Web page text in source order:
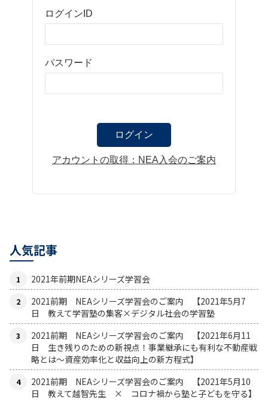
ログインID
パスワード
アカウントの取得：NEA入会のご案内
人気記事
2021年前期NEAシリーズ学習会
2021前期 NEAシリーズ学習会のご案内 【2021年5月7
日 教えて学習塾の集客×デジタル社会の学習塾
2021前期 NEAシリーズ学習会のご案内 【2021年6月11
日 生き残りのための新視点！事業継承にも有利な不動産戦
略とは〜資産効率化と収益向上の新方程式】
2021前期 NEAシリーズ学習会のご案内 【2021年5月10
日 教えて越智先生 × コロナ禍から塾と子どもを守る】